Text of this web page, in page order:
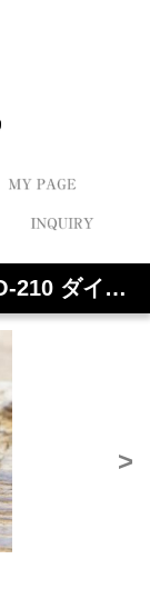
amp japan(アンプジャパン) 16AO-210 ダイヤモンド リング
>